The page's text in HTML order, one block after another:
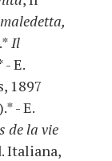
Il
- E.
1897
- E.
de la vie
Italiana,